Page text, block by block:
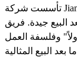
تأسست شركة Jiangsu Lianming Equipment Technology Co.، Ltd. في عام 2019. وبدأت في تطوير وإنتاج 165-6 نماذج المعدات. لقد تطورت إلى مؤسسة ذات تقنية عالية مع سلسلة متعددة من البحث والتطوير
البيع جيدة. فريق
وفلسفة العمل